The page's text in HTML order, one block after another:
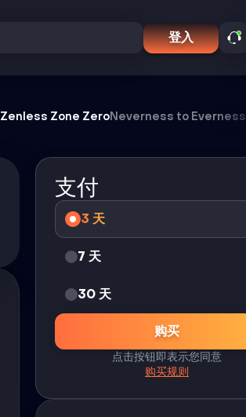
登入
Zenless Zone ZeroNeverness to Everness
支付
3 天
7 天
30 天
购买
点击按钮即表示您同意
购买规则